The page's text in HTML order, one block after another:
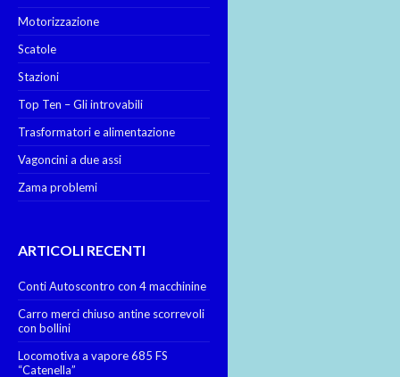
Motorizzazione
Scatole
Stazioni
Top Ten – Gli introvabili
Trasformatori e alimentazione
Vagoncini a due assi
Zama problemi
ARTICOLI RECENTI
Conti Autoscontro con 4 macchinine
Carro merci chiuso antine scorrevoli
con bollini
Locomotiva a vapore 685 FS
“Catenella”